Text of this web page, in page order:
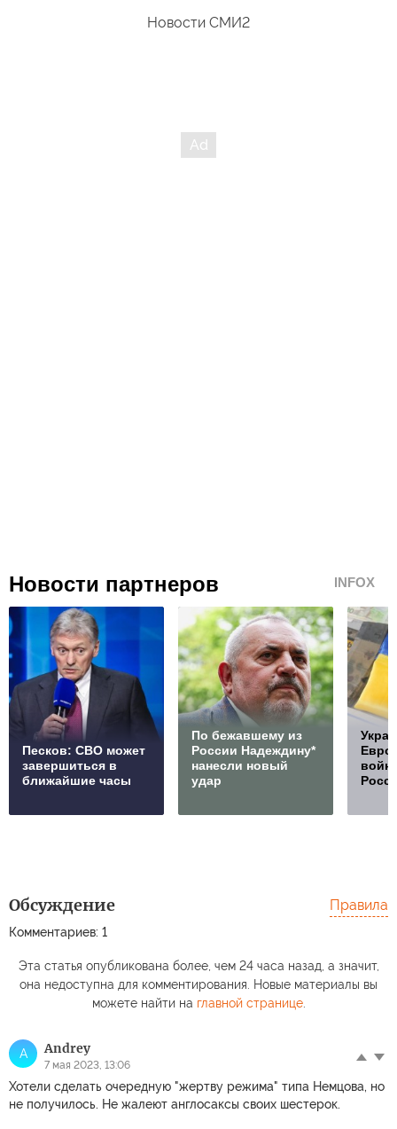
Новости СМИ2
Новости партнеров INFOX
Песков: СВО может
завершиться в
ближайшие часы
По бежавшему из
России Надеждину*
нанесли новый
удар
Обсуждение
Комментариев: 1
Правила
Эта статья опубликована более, чем 24 часа назад, а значит,
она недоступна для комментирования. Новые материалы вы
можете найти на главной странице.
A Andrey
7 мая 2023, 13:06
Хотели сделать очередную "жертву режима" типа Немцова, но
не получилось. Не жалеют англосаксы своих шестерок.